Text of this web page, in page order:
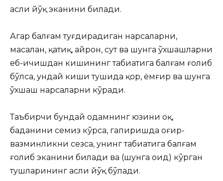
асли йўқ эканини билади.
Агар балғам туғдирадиган нарсаларни,
масалан, қатиқ, айрон, сут ва шунга ўхшашларни
еб-ичишдан кишининг табиатига балғам ғолиб
бўлса, ундай киши тушида қор, ёмғир ва шунга
ўхшаш нарсаларни кўради.
Таъбирчи бундай одамнинг юзини оқ,
баданини семиз кўрса, гапиришда оғир-
вазминликни сезса, унинг табиатига балғам
ғолиб эканини билади ва (шунга оид) кўрган
тушларининг асли йўқ бўлади.